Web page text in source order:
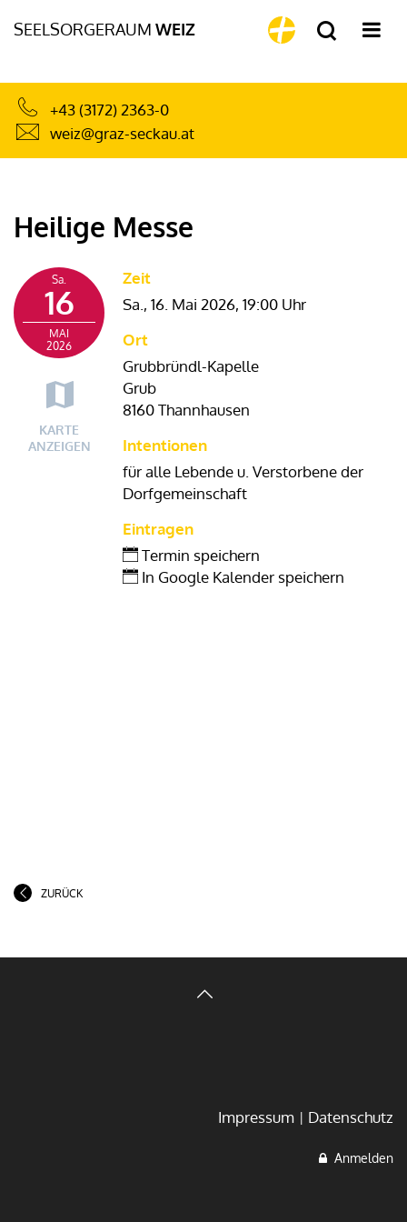
SEELSORGERAUM WEIZ
+43 (3172) 2363-0
weiz@graz-seckau.at
Heilige Messe
Sa.
16
MAI
2026
KARTE
ANZEIGEN
Zeit
Sa., 16. Mai 2026, 19:00 Uhr
Ort
Grubbründl-Kapelle
Grub
8160 Thannhausen
Intentionen
für alle Lebende u. Verstorbene der
Dorfgemeinschaft
Eintragen
Termin speichern
In Google Kalender speichern
ZURÜCK
Impressum Datenschutz
Anmelden